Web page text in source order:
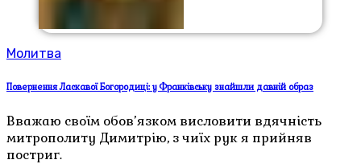
Молитва
Повернення Ласкавої Богородиці: у Франківську знайшли давній образ
Вважаю своїм обов’язком висловити вдячність
митрополиту Димитрію, з чиїх рук я прийняв
постриг.